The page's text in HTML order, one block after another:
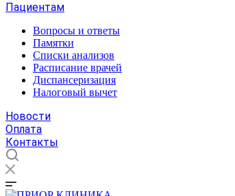
Пациентам
Вопросы и ответы
Памятки
Списки анализов
Расписание врачей
Диспансеризация
Налоговый вычет
Новости
Оплата
Контакты